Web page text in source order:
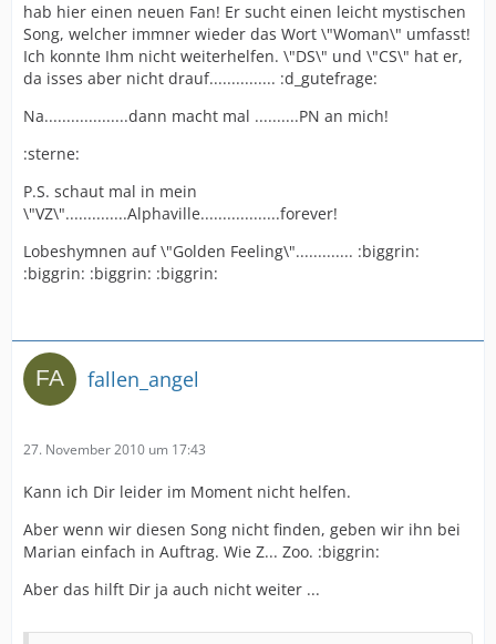
hab hier einen neuen Fan! Er sucht einen leicht mystischen
Song, welcher immner wieder das Wort \"Woman\" umfasst!
Ich konnte Ihm nicht weiterhelfen. \"DS\" und \"CS\" hat er,
da isses aber nicht drauf............... :d_gutefrage:
Na...................dann macht mal ..........PN an mich!
:sterne:
P.S. schaut mal in mein
\"VZ\"..............Alphaville..................forever!
Lobeshymnen auf \"Golden Feeling\"............. :biggrin:
:biggrin: :biggrin: :biggrin:
fallen_angel
27. November 2010 um 17:43
Kann ich Dir leider im Moment nicht helfen.
Aber wenn wir diesen Song nicht finden, geben wir ihn bei
Marian einfach in Auftrag. Wie Z... Zoo. :biggrin:
Aber das hilft Dir ja auch nicht weiter ...